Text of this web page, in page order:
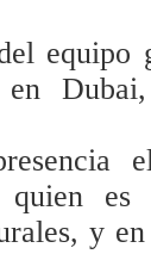
quien
y